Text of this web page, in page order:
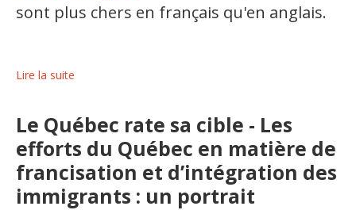
sont plus chers en français qu'en anglais.
Lire la suite
Le Québec rate sa cible - Les
efforts du Québec en matière de
francisation et d’intégration des
immigrants : un portrait